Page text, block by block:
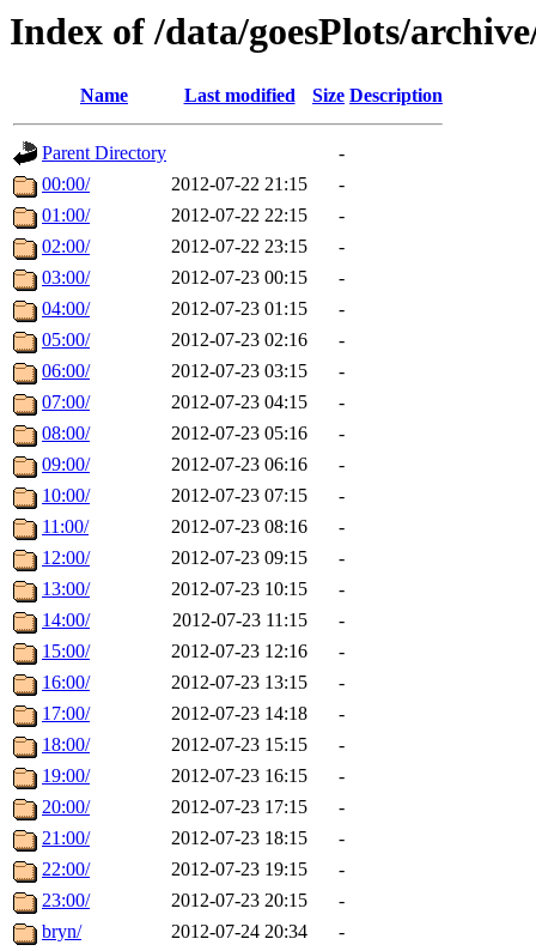
Index of /data/goesPlots/
Name Last modified Size Description
Parent Directory
-
00:00/
2012-07-22 21:15
-
01:00/
2012-07-22 22:15
-
02:00/
2012-07-22 23:15
-
03:00/
2012-07-23 00:15
-
04:00/
2012-07-23 01:15
-
05:00/
2012-07-23 02:16
-
06:00/
2012-07-23 03:15
-
07:00/
2012-07-23 04:15
-
08:00/
2012-07-23 05:16
-
09:00/
2012-07-23 06:16
-
10:00/
2012-07-23 07:15
-
11:00/
2012-07-23 08:16
-
12:00/
2012-07-23 09:15
-
13:00/
2012-07-23 10:15
-
14:00/
2012-07-23 11:15
-
15:00/
2012-07-23 12:16
-
16:00/
2012-07-23 13:15
-
17:00/
2012-07-23 14:18
-
18:00/
2012-07-23 15:15
-
19:00/
2012-07-23 16:15
-
20:00/
2012-07-23 17:15
-
21:00/
2012-07-23 18:15
-
22:00/
2012-07-23 19:15
-
23:00/
2012-07-23 20:15
-
bryn/
2012-07-24 20:34
-